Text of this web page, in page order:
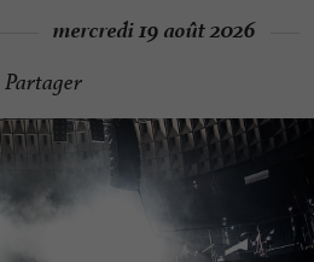
mercredi 19 août 2026
Partager